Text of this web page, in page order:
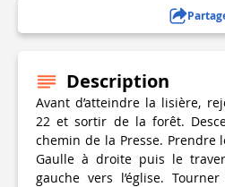
Description
Avant d’atteindre la lisière,
22 et sortir de la forêt.
chemin de la Presse. Prendre
Gaulle à droite puis le
gauche vers l’église.